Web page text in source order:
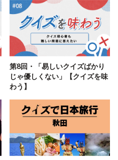
第8回・「易しいクイズばかり
じゃ優しくない」【クイズを味
わう】